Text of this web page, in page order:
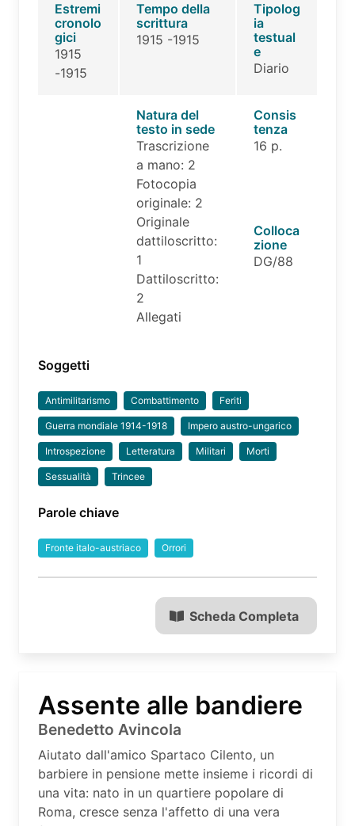
Estremi
cronolo
gici
1915
-1915
Tempo della
scrittura
1915 -1915
Tipolog
ia
testual
e
Diario
Natura del
testo in sede
Trascrizione
a mano: 2
Fotocopia
originale: 2
Originale
dattiloscritto:
1
Dattiloscritto:
2
Allegati
Consis
tenza
16 p.
Colloca
zione
DG/88
Soggetti
Antimilitarismo Combattimento Feriti
Guerra mondiale 1914-1918 Impero austro-ungarico
Introspezione Letteratura Militari Morti
Sessualità Trincee
Parole chiave
Fronte italo-austriaco Orrori
Scheda Completa
Assente alle bandiere
Benedetto Avincola
Aiutato dall'amico Spartaco Cilento, un
barbiere in pensione mette insieme i ricordi di
una vita: nato in un quartiere popolare di
Roma, cresce senza l'affetto di una vera